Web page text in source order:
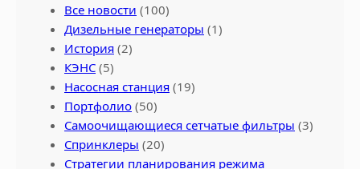
Все новости (100)
Дизельные генераторы (1)
История (2)
КЭНС (5)
Насосная станция (19)
Портфолио (50)
Самоочищающиеся сетчатые фильтры (3)
Спринклеры (20)
Стратегии планирования режима